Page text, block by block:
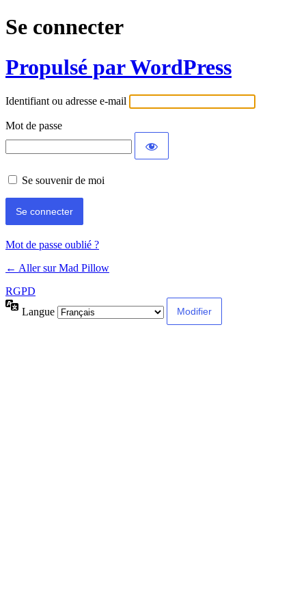
Se connecter
Propulsé par WordPress
Identifiant ou adresse e-mail
Mot de passe
Se souvenir de moi
Mot de passe oublié ?
← Aller sur Mad Pillow
RGPD
Langue